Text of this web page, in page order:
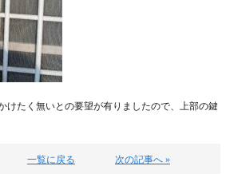
けたく無いとの要望が有りましたので、上部の鍵
一覧に戻る 次の記事へ »